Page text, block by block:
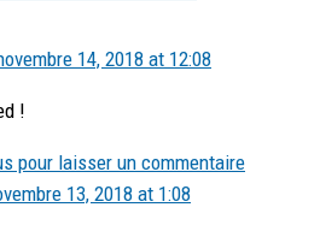
14, 2018 at 12:08
!
pour laisser un commentaire
13, 2018 at 1:08